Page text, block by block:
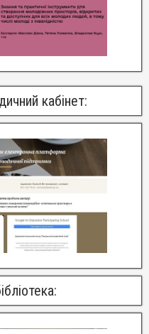
кабінет: